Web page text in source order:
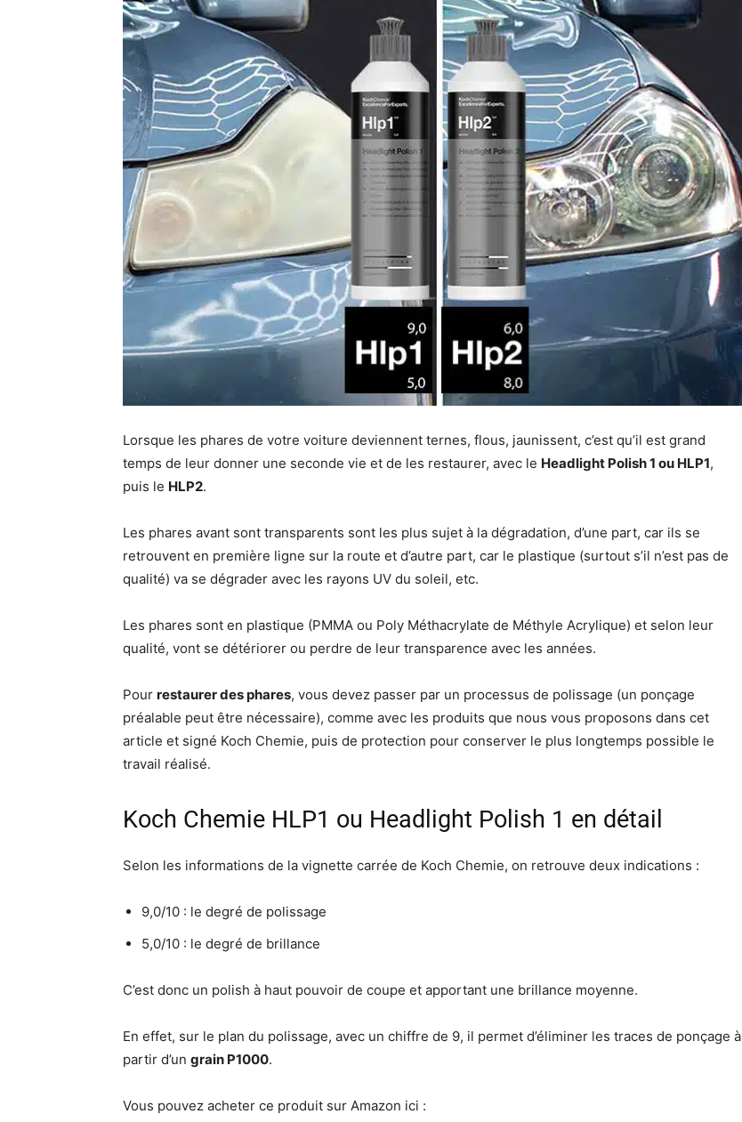
Lorsque les phares de votre voiture deviennent ternes, flous, jaunissent, c’est qu’il est grand
temps de leur donner une seconde vie et de les restaurer, avec le Headlight Polish 1 ou HLP1,
puis le HLP2.
Les phares avant sont transparents sont les plus sujet à la dégradation, d’une part, car ils se
retrouvent en première ligne sur la route et d’autre part, car le plastique (surtout s’il n’est pas de
qualité) va se dégrader avec les rayons UV du soleil, etc.
Les phares sont en plastique (PMMA ou Poly Méthacrylate de Méthyle Acrylique) et selon leur
qualité, vont se détériorer ou perdre de leur transparence avec les années.
Pour restaurer des phares, vous devez passer par un processus de polissage (un ponçage
préalable peut être nécessaire), comme avec les produits que nous vous proposons dans cet
article et signé Koch Chemie, puis de protection pour conserver le plus longtemps possible le
travail réalisé.
Koch Chemie HLP1 ou Headlight Polish 1 en détail
Selon les informations de la vignette carrée de Koch Chemie, on retrouve deux indications :
9,0/10 : le degré de polissage
5,0/10 : le degré de brillance
C’est donc un polish à haut pouvoir de coupe et apportant une brillance moyenne.
En effet, sur le plan du polissage, avec un chiffre de 9, il permet d’éliminer les traces de ponçage à
partir d’un grain P1000.
Vous pouvez acheter ce produit sur Amazon ici :